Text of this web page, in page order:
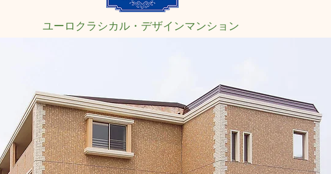
ユーロクラシカル・デザインマンション